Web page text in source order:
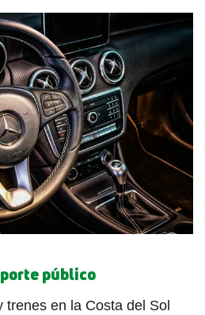
público
trenes en la Costa del Sol